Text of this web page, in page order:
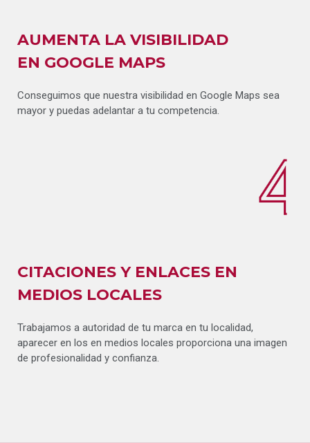
AUMENTA LA VISIBILIDAD
EN GOOGLE MAPS
Conseguimos que nuestra visibilidad en Google Maps sea
mayor y puedas adelantar a tu competencia.
CITACIONES Y ENLACES EN
MEDIOS LOCALES
Trabajamos a autoridad de tu marca en tu localidad,
aparecer en los en medios locales proporciona una imagen
de profesionalidad y confianza.